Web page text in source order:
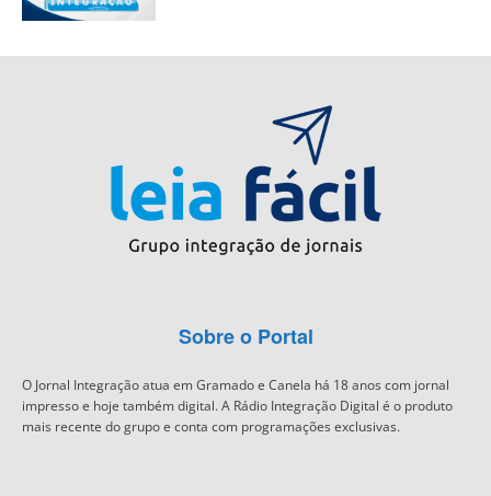
Sobre o Portal
O Jornal Integração atua em Gramado e Canela há 18 anos com jornal
impresso e hoje também digital. A Rádio Integração Digital é o produto
mais recente do grupo e conta com programações exclusivas.